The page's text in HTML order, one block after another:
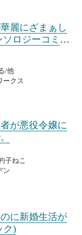
麗にざまぁし
ロジーコミッ
/他
ークス
が悪役令嬢に
子ねこ
ン
に新婚生活が
ク)